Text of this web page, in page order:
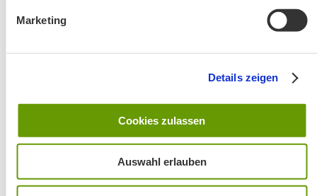
Marketing
Details zeigen
Cookies zulassen
Auswahl erlauben
Wanderung entfällt